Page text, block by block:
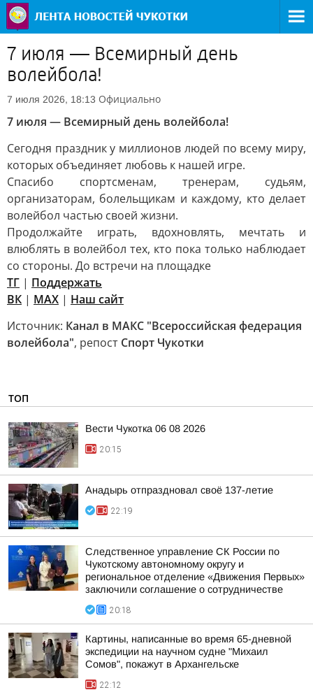
7 июля — Всемирный день
волейбола!
7 июля 2026, 18:13 Официально
7 июля — Всемирный день волейбола!
Сегодня праздник у миллионов людей по всему миру,
которых объединяет любовь к нашей игре.
Спасибо спортсменам, тренерам, судьям,
организаторам, болельщикам и каждому, кто делает
волейбол частью своей жизни.
Продолжайте играть, вдохновлять, мечтать и
влюблять в волейбол тех, кто пока только наблюдает
со стороны. До встречи на площадке
ТГ | Поддержать
ВК | МАХ | Наш сайт
Источник: Канал в МАКС "Всероссийская федерация
волейбола", репост Спорт Чукотки
ТОП
Вести Чукотка 06 08 2026
20:15
Анадырь отпраздновал своё 137-летие
22:19
Следственное управление СК России по
Чукотскому автономному округу и
региональное отделение «Движения Первых»
заключили соглашение о сотрудничестве
20:18
Картины, написанные во время 65-дневной
экспедиции на научном судне "Михаил
Сомов", покажут в Архангельске
22:12